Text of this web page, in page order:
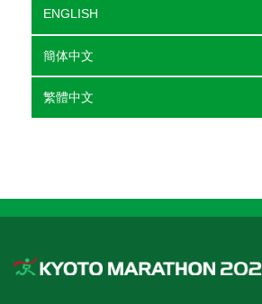
ENGLISH
簡体中文
繁體中文